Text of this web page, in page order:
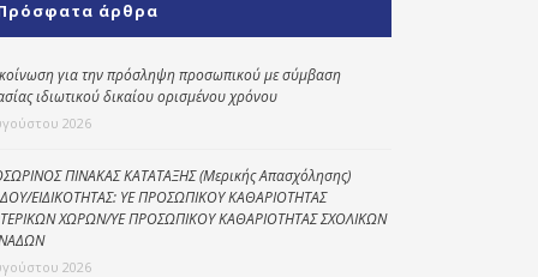
Kοινωνικό
φαρμακείο
Πρόγραμμα
“Βοήθεια στο σπίτι”
Κέντρο Ημερήσιας
Φροντίδας
άρθρα
για την πρόσληψη προσωπικού με σύμβαση
ιδιωτικού δικαίου ορισμένου χρόνου
2026
ΠΙΝΑΚΑΣ ΚΑΤΑΤΑΞΗΣ (Μερικής Απασχόλησης)
ΕΙΔΙΚΟΤΗΤΑΣ: ΥΕ ΠΡΟΣΩΠΙΚΟΥ ΚΑΘΑΡΙΟΤΗΤΑΣ
ΧΩΡΩΝ/ΥΕ ΠΡΟΣΩΠΙΚΟΥ ΚΑΘΑΡΙΟΤΗΤΑΣ ΣΧΟΛΙΚΩΝ
2026